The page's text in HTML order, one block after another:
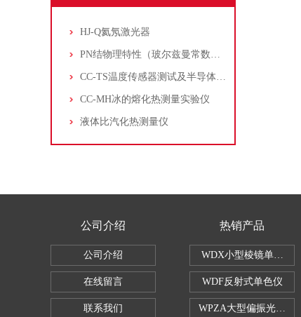
HJ-Q氦氖激光器
PN结物理特性（玻尔兹曼常数测定仪）
CC-TS温度传感器测试及半导体致冷控温实验仪
CC-MH冰的熔化热测量实验仪
液体比汽化热测量仪
公司介绍
公司介绍
在线留言
联系我们
热销产品
WDX小型棱镜单色仪
WDF反射式单色仪
WPZA大型偏振光演示仪